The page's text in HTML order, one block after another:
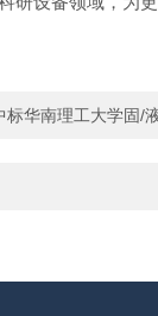
标华南理工大学固/